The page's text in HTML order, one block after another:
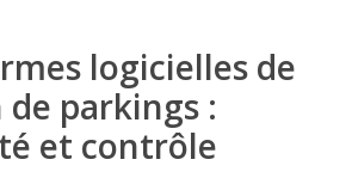
logicielles de
parkings :
et contrôle